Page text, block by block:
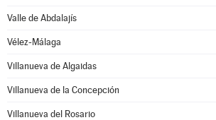
Valle de Abdalajís
Vélez-Málaga
Villanueva de Algaidas
Villanueva de la Concepción
Villanueva del Rosario